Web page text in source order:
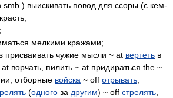
выискивать повод для ссоры (с кем-
мелкими кражами;
присваивать чужие мысли ~ at вертеть в
ворчать, пилить ~ at придираться the ~
отборные войска ~ off отрывать
(одного за другим) ~ off стрелять